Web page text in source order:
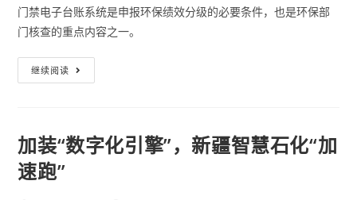
门禁电子台账系统是申报环保绩效分级的必要条件，也是环保部
门核查的重点内容之一。
继续阅读
加装“数字化引擎”，新疆智慧石化“加
速跑”